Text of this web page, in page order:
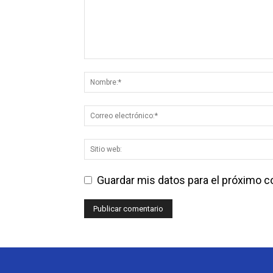
Guardar mis datos para el próximo